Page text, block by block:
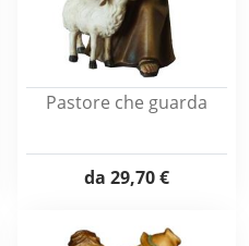
Pastore che guarda
da 29,70 €